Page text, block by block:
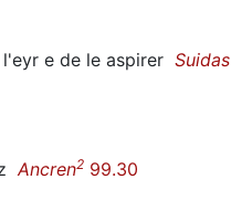
e de le aspirer Suidas
Ancren2 99.30